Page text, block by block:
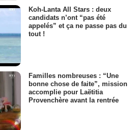
Koh-Lanta All Stars : deux
candidats n’ont “pas été
appelés” et ça ne passe pas du
tout !
Familles nombreuses : “Une
bonne chose de faite”, mission
accomplie pour Laëtitia
Provenchère avant la rentrée